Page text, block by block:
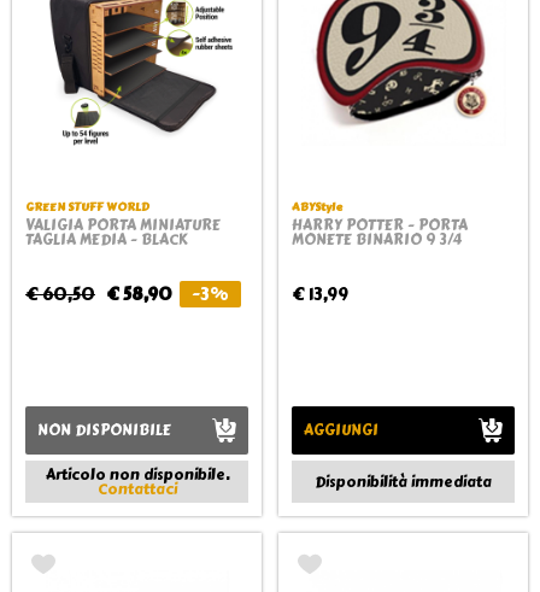
GREEN STUFF WORLD
VALIGIA PORTA MINIATURE
TAGLIA MEDIA - BLACK
€ 60,50 € 58,90 -3%
NON DISPONIBILE
Articolo non disponibile.
Contattaci
ABYStyle
HARRY POTTER - PORTA
MONETE BINARIO 9 3/4
€ 13,99
AGGIUNGI
Disponibilità immediata